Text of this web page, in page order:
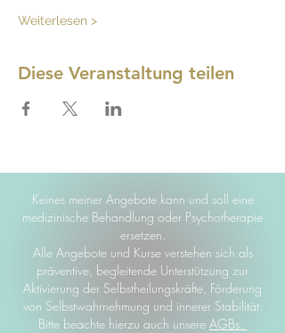
Weiterlesen >
Diese Veranstaltung teilen
Keines meiner Angebote kann und soll eine
medizinische Behandlung oder Psychotherapie
ersetzen.
Alle Angebote und Kurse verstehen sich als
präventive, begleitende Unterstützung zur
Aktivierung der Selbstheilungskräfte, Förderung
von Selbstwahrnehmung und innerer Stabilität.
Bitte beachte hierzu auch unsere AGBs.